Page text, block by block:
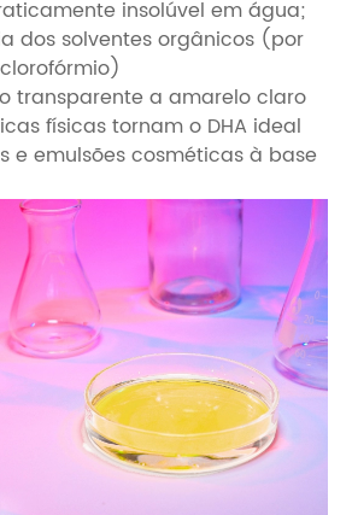
insolúvel em água;
dos solventes orgânicos (por
transparente a amarelo claro
físicas tornam o DHA ideal
e emulsões cosméticas à base